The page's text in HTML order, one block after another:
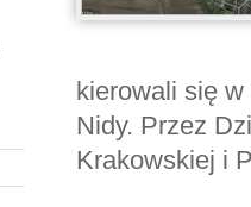
kierowali się
Nidy. Przez
Krakowskiej i